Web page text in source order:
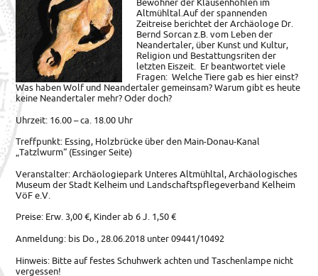
Bewohner der Klausenhöhlen im
Altmühltal.Auf der spannenden
Zeitreise berichtet der Archäologe Dr.
Bernd Sorcan z.B. vom Leben der
Neandertaler, über Kunst und Kultur,
Religion und Bestattungsriten der
letzten Eiszeit. Er beantwortet viele
Fragen: Welche Tiere gab es hier einst?
Was haben Wolf und Neandertaler gemeinsam? Warum gibt es heute
keine Neandertaler mehr? Oder doch?
Uhrzeit: 16.00 – ca. 18.00 Uhr
Treffpunkt: Essing, Holzbrücke über den Main-Donau-Kanal
„Tatzlwurm“ (Essinger Seite)
Veranstalter: Archäologiepark Unteres Altmühltal, Archäologisches
Museum der Stadt Kelheim und Landschaftspflegeverband Kelheim
VöF e.V.
Preise: Erw. 3,00 €, Kinder ab 6 J. 1,50 €
Anmeldung: bis Do., 28.06.2018 unter 09441/10492
Hinweis: Bitte auf festes Schuhwerk achten und Taschenlampe nicht
vergessen!